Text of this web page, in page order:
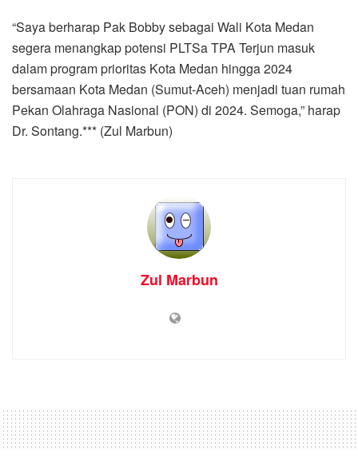
“Saya berharap Pak Bobby sebagai Wali Kota Medan
segera menangkap potensi PLTSa TPA Terjun masuk
dalam program prioritas Kota Medan hingga 2024
bersamaan Kota Medan (Sumut-Aceh) menjadi tuan rumah
Pekan Olahraga Nasional (PON) di 2024. Semoga,” harap
Dr. Sontang.*** (Zul Marbun)
Zul Marbun